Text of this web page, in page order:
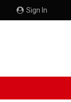
Sign In